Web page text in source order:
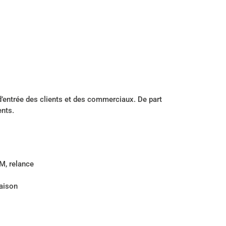
des clients et des commerciaux. De part
relance